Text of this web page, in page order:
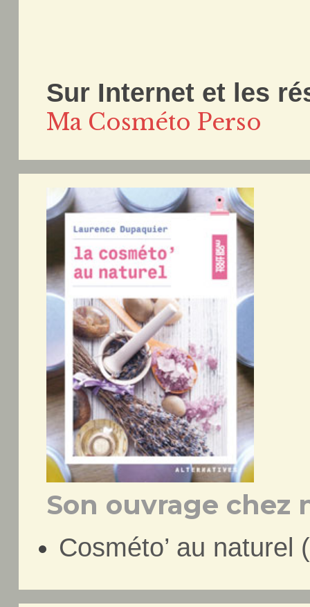
Sur Internet et les
Ma Cosméto Perso
Son ouvrage chez
Cosméto’ au naturel